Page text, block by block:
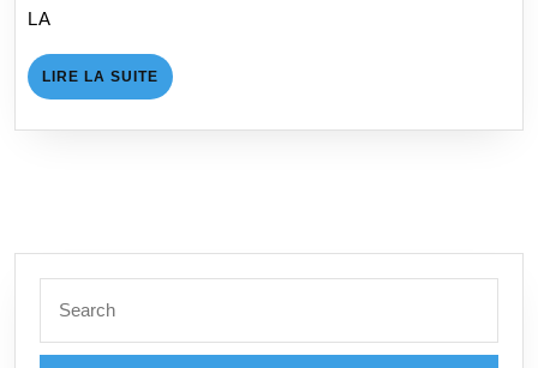
LA
LIRE LA SUITE LIRE
LA
for: